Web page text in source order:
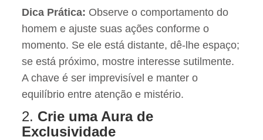
Dica Prática: Observe o comportamento do
homem e ajuste suas ações conforme o
momento. Se ele está distante, dê-lhe espaço;
se está próximo, mostre interesse sutilmente.
A chave é ser imprevisível e manter o
equilíbrio entre atenção e mistério.
2. Crie uma Aura de
Exclusividade